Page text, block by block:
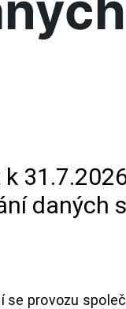
daných
se provozu